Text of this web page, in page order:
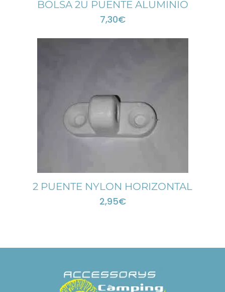
BOLSA 2U PUENTE ALUMINIO
7,30€
2 PUENTE NYLON HORIZONTAL
2,95€